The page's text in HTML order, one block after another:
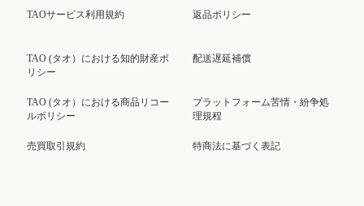
TAOサービス利用規約
TAO (タオ）における知的財産ポ
リシー
TAO (タオ）における商品リコー
ルポリシー
売買取引規約
返品ポリシー
配送遅延補償
プラットフォーム苦情・紛争処
理規程
特商法に基づく表記